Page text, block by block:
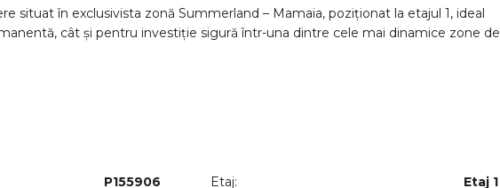
situat în exclusivista zonă Summerland – Mamaia, poziționat la etajul 1, ideal
cât și pentru investiție sigură într-una dintre cele mai dinamice zone de
printr-un design modern, aerisit și o stare impecabilă – apartamentul este
P155906 Etaj: Etaj 1